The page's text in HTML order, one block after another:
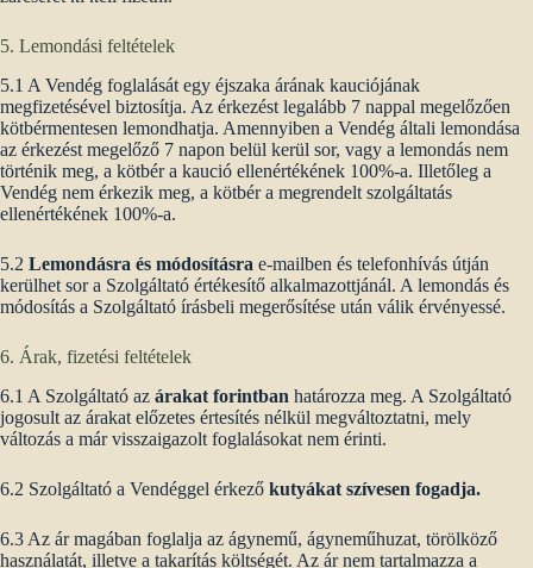
5. Lemondási feltételek
5.1 A Vendég foglalását egy éjszaka árának kauciójának
megfizetésével biztosítja. Az érkezést legalább 7 nappal megelőzően
kötbérmentesen lemondhatja. Amennyiben a Vendég általi lemondása
az érkezést megelőző 7 napon belül kerül sor, vagy a lemondás nem
történik meg, a kötbér a kaució ellenértékének 100%-a. Illetőleg a
Vendég nem érkezik meg, a kötbér a megrendelt szolgáltatás
ellenértékének 100%-a.
5.2 Lemondásra és módosításra e-mailben és telefonhívás útján
kerülhet sor a Szolgáltató értékesítő alkalmazottjánál. A lemondás és
módosítás a Szolgáltató írásbeli megerősítése után válik érvényessé.
6. Árak, fizetési feltételek
6.1 A Szolgáltató az árakat forintban határozza meg. A Szolgáltató
jogosult az árakat előzetes értesítés nélkül megváltoztatni, mely
változás a már visszaigazolt foglalásokat nem érinti.
6.2 Szolgáltató a Vendéggel érkező kutyákat szívesen fogadja.
6.3 Az ár magában foglalja az ágynemű, ágyneműhuzat, törölköző
használatát, illetve a takarítás költségét. Az ár nem tartalmazza a